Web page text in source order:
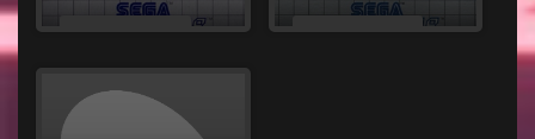
MEHR MEHR